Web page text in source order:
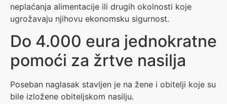
neplaćanja alimentacije ili drugih okolnosti koje
ugrožavaju njihovu ekonomsku sigurnost.
Do 4.000 eura jednokratne
pomoći za žrtve nasilja
Poseban naglasak stavljen je na žene i obitelji koje su
bile izložene obiteljskom nasilju.